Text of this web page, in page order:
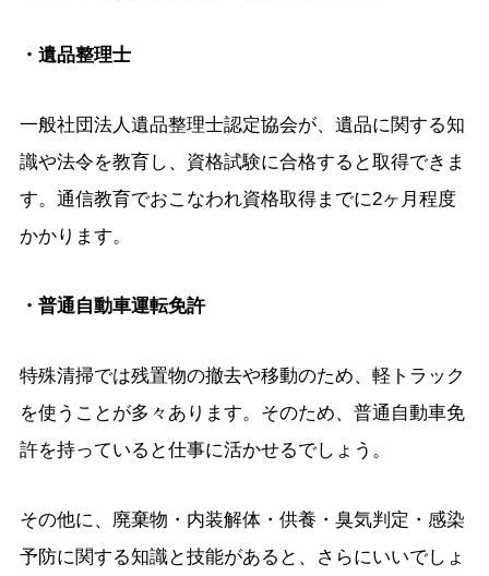
・遺品整理士
一般社団法人遺品整理士認定協会が、遺品に関する知
識や法令を教育し、資格試験に合格すると取得できま
す。通信教育でおこなわれ資格取得までに2ヶ月程度
かかります。
・普通自動車運転免許
特殊清掃では残置物の撤去や移動のため、軽トラック
を使うことが多々あります。そのため、普通自動車免
許を持っていると仕事に活かせるでしょう。
その他に、廃棄物・内装解体・供養・臭気判定・感染
予防に関する知識と技能があると、さらにいいでしょ